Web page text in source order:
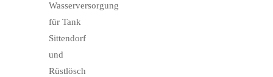
Wasserversorgung
für Tank
Sittendorf
und
Rüstlösch